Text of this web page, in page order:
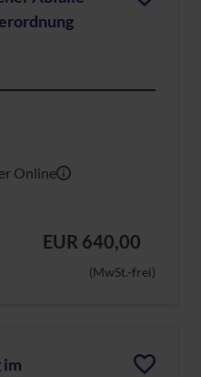
Online
EUR 640,00
(MwSt.-frei)